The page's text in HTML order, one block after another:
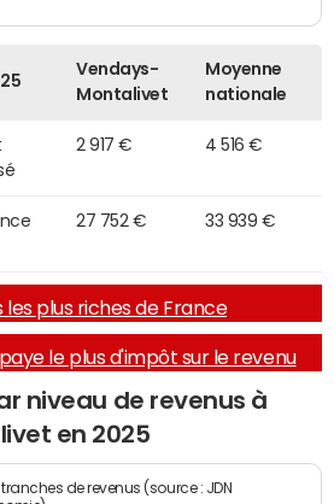
Vendays-
Montalivet
Moyenne
nationale
2 917 € 4 516 €
27 752 € 33 939 €
les plus riches de France
paye le plus d'impôt sur le revenu
niveau de revenus à
en 2025
de revenus (source : JDN